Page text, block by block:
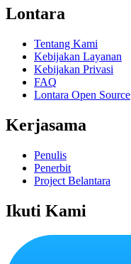
Lontara
Tentang Kami
Kebijakan Layanan
Kebijakan Privasi
FAQ
Lontara Open Source
Kerjasama
Penulis
Penerbit
Project Belantara
Ikuti Kami